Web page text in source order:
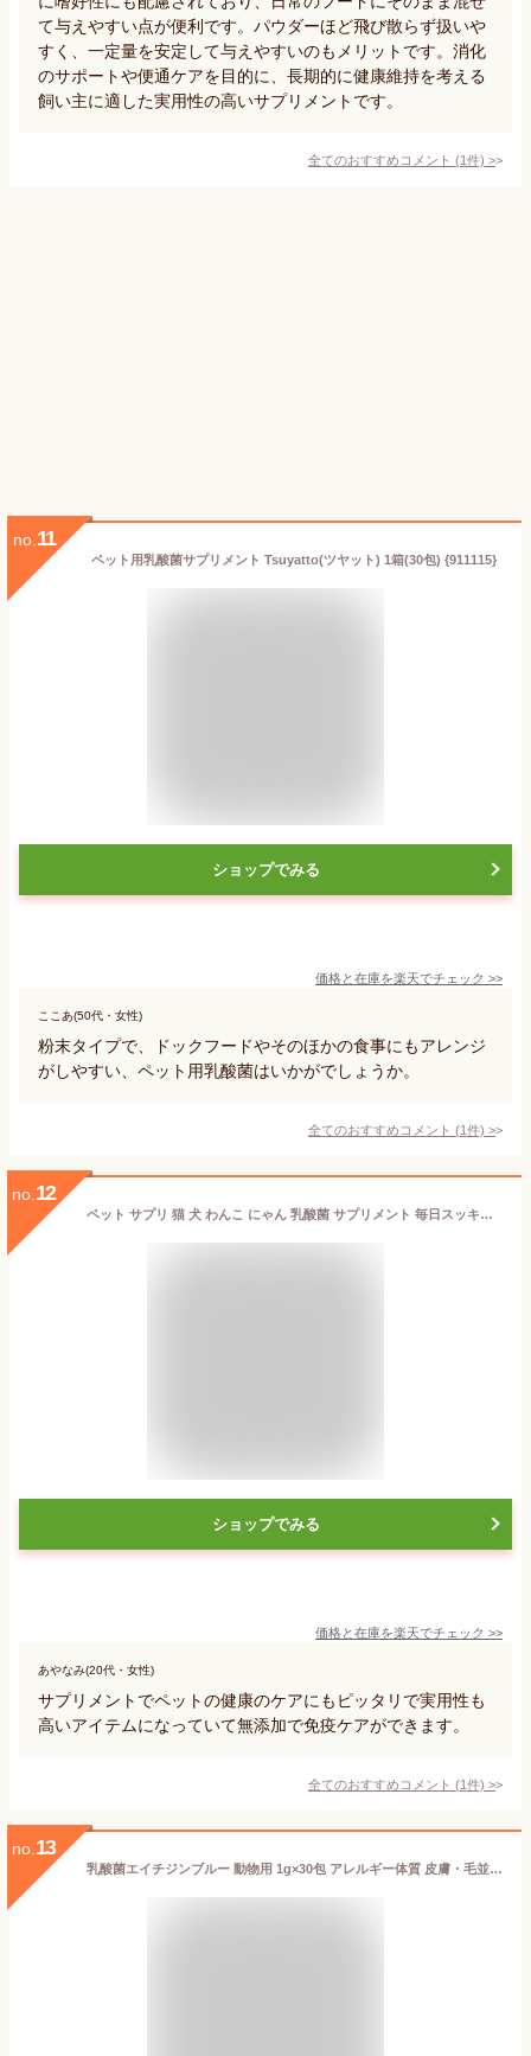
て与えやすい点が便利です。パウダーほど飛び散らず扱いや
すく、一定量を安定して与えやすいのもメリットです。消化
のサポートや便通ケアを目的に、長期的に健康維持を考える
飼い主に適した実用性の高いサプリメントです。
全てのおすすめコメント (1件) >
no. 11
ペット用乳酸菌サプリメント Tsuyatto(ツヤット) 1箱(30包) {911115}
ショップでみる
価格と在庫を楽天でチェック >>
ここあ(50代・女性)
粉末タイプで、ドックフードやそのほかの食事にもアレンジ
がしやすい、ペット用乳酸菌はいかがでしょうか。
全てのおすすめコメント (1件) >
no. 12
ペット サプリ 猫 犬 わんこ にゃん 乳酸菌 サプリメント 毎日スッキリ 顆粒 送料無料 ナノ型乳酸菌 ビフィズス菌 オリゴ糖 日本産 おなかの健康 免疫調整 口内環境 腸活 皮毛向上 すごい乳酸菌の量 pet cat dog 無添加 プラチナ乳酸菌5000α 30包入×1
ショップでみる
価格と在庫を楽天でチェック >>
あやなみ(20代・女性)
サプリメントでペットの健康のケアにもピッタリで実用性も
高いアイテムになっていて無添加で免疫ケアができます。
全てのおすすめコメント (1件) >
no. 13
乳酸菌エイチジンブルー 動物用 1g×30包 アレルギー体質 皮膚・毛並み 腸内環境 維持 体臭 口臭 糞尿臭 骨 歯 対策 正規品